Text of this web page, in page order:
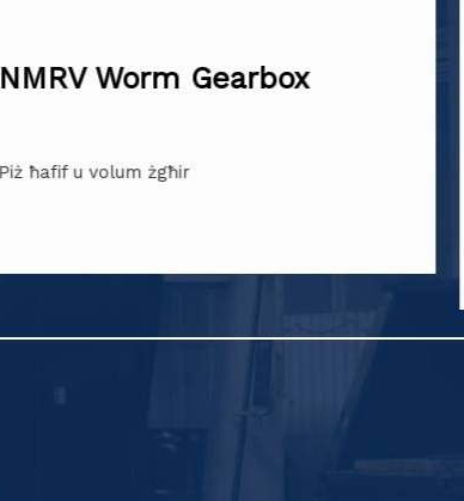
YCL Uniku Fażi AC Mutur